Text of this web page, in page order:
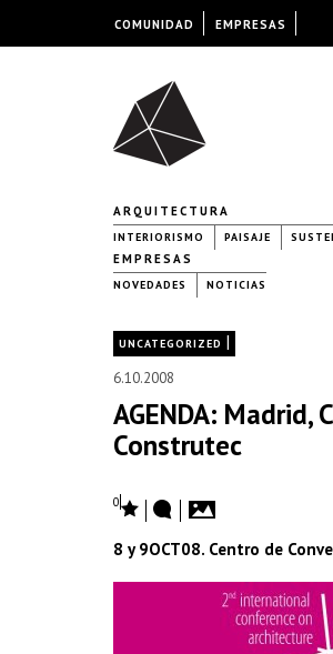
ARQUITECTURA
INTERIORISMO PAISAJE
EMPRESAS
NOVEDADES NOTICIAS
UNCATEGORIZED |
6.10.2008
AGENDA:
Construtec
0
8 y 9OCT08. Centro de
COMUNIDAD EMPRESAS